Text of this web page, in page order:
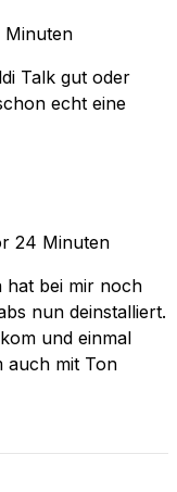
Minuten
Talk gut oder
echt eine
24 Minuten
hat bei mir noch
nun deinstalliert.
und einmal
auch mit Ton